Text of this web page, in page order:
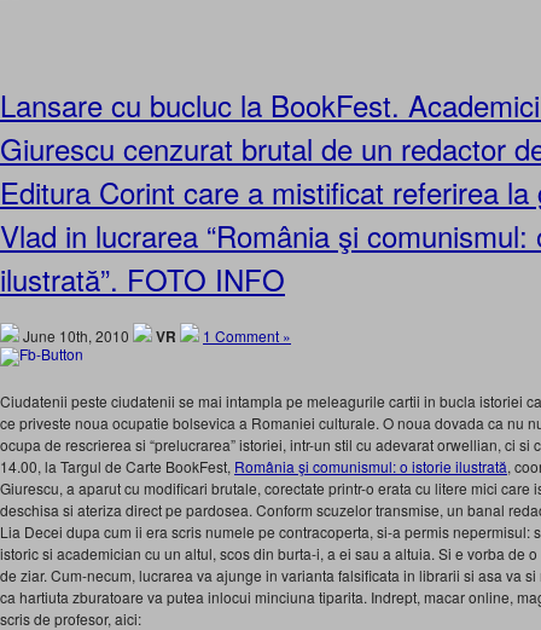
Lansare cu bucluc la BookFest.
Giurescu cenzurat brutal de un redactor
Editura Corint care a mistificat referirea la
Vlad in lucrarea “România şi comunismul:
ilustrată”. FOTO INFO
June 10th, 2010 VR 1 Comment »
Ciudatenii peste ciudatenii se mai intampla pe meleagurile cartii in bucla istoriei
ce priveste noua ocupatie bolsevica a Romaniei culturale. O noua dovada ca nu
ocupa de rescrierea si “prelucrarea” istoriei, intr-un stil cu adevarat orwellian, ci si
14.00, la Targul de Carte BookFest, România şi comunismul: o istorie ilustrată,
Giurescu, a aparut cu modificari brutale, corectate printr-o erata cu litere mici care
deschisa si ateriza direct pe pardosea. Conform scuzelor transmise, un banal
Lia Decei dupa cum ii era scris numele pe contracoperta, si-a permis nepermisul:
istoric si academician cu un altul, scos din burta-i, a ei sau a altuia. Si e vorba de
de ziar. Cum-necum, lucrarea va ajunge in varianta falsificata in librarii si asa va
ca hartiuta zburatoare va putea inlocui minciuna tiparita. Indrept, macar online,
scris de profesor, aici: